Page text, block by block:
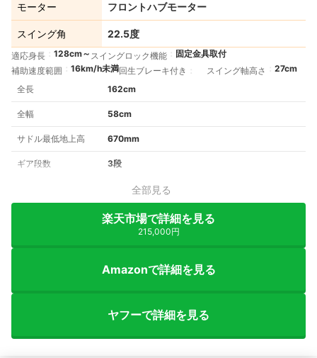
モーター フロントハブモーター
スイング角 22.5度
適応身長 128cm～ スイングロック機能
固定金具取付
補助速度範囲
16km/h未満回生ブレーキ付き スイング軸高さ
27cm
全長
162cm
全幅 58cm
サドル最低地上高 670mm
ギア段数 3段
全部見る
楽天市場で詳細を見る
215,000円
Amazonで詳細を見る
ヤフーで詳細を見る